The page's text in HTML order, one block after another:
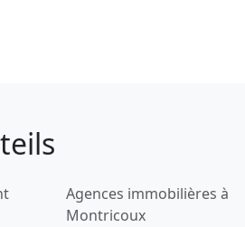
Agences immobilières à
Montricoux